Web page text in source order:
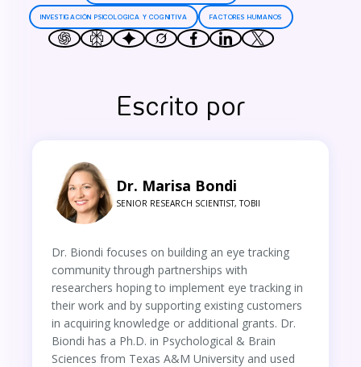
INVESTIGACIÓN PSICOLOGICA Y COGNITIVA FACTORES HUMANOS
Escrito por
Dr. Marisa Bondi
SENIOR RESEARCH SCIENTIST, TOBII
Dr. Biondi focuses on building an eye tracking
community through partnerships with
researchers hoping to implement eye tracking in
their work and by supporting existing customers
in acquiring knowledge or additional grants. Dr.
Biondi has a Ph.D. in Psychological & Brain
Sciences from Texas A&M University and used